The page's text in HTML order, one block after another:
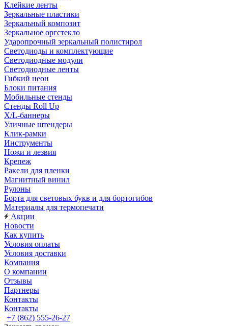
Клейкие ленты
Зеркальные пластики
Зеркальный композит
Зеркальное оргстекло
Ударопрочный зеркальный полистирол
Светодиоды и комплектующие
Светодиодные модули
Светодиодные ленты
Гибкий неон
Блоки питания
Мобильные стенды
Стенды Roll Up
X/L-баннеры
Уличные штендеры
Клик-рамки
Инструменты
Ножи и лезвия
Крепеж
Ракели для пленки
Магнитный винил
Рулоны
Борта для световых букв и для бортогибов
Материалы для термопечати
Акции
Новости
Как купить
Условия оплаты
Условия доставки
Компания
О компании
Отзывы
Партнеры
Контакты
Контакты
+7 (862) 555-26-27